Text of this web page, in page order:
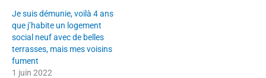
Je suis démunie, voilà 4 ans
que j’habite un logement
social neuf avec de belles
terrasses, mais mes voisins
fument
1 juin 2022